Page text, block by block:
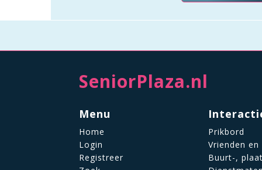
SeniorPlaza.nl
Menu
Home
Login
Registreer
Prikbord
Vrienden
Buurt-,